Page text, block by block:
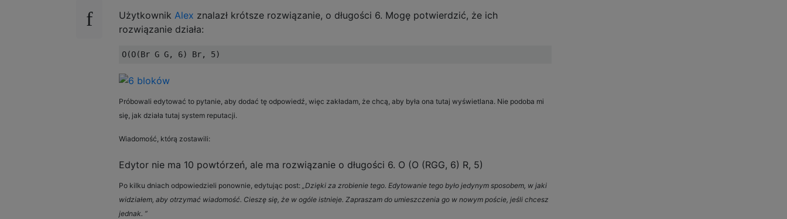
Użytkownik Alex znalazł krótsze rozwiązanie, o długości 6. Mogę potwierdzić, że ich
rozwiązanie działa:
Próbowali edytować to pytanie, aby dodać tę odpowiedź, więc zakładam, że chcą, aby była ona tutaj wyświetlana. Nie podoba mi
się, jak działa tutaj system reputacji.
Wiadomość, którą zostawili:
Edytor nie ma 10 powtórzeń, ale ma rozwiązanie o długości 6. O (O (RGG, 6) R, 5)
Po kilku dniach odpowiedzieli ponownie, edytując post: „Dzięki za zrobienie tego. Edytowanie tego było jedynym sposobem, w jaki
widziałem, aby otrzymać wiadomość. Cieszę się, że w ogóle istnieje. Zapraszam do umieszczenia go w nowym poście, jeśli chcesz
jednak. ”